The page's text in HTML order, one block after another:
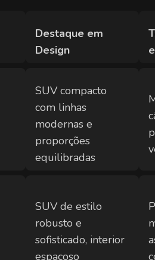
Destaque em
Design
SUV compacto
com linhas
modernas e
proporções
equilibradas
SUV de estilo
robusto e
sofisticado, interior
espaçoso